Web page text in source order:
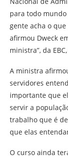
para todo
gente acha o
afirmou Dweck
ministra”, da
A ministra
servidores
importante que
servir a
trabalho que é
que elas
O curso ainda